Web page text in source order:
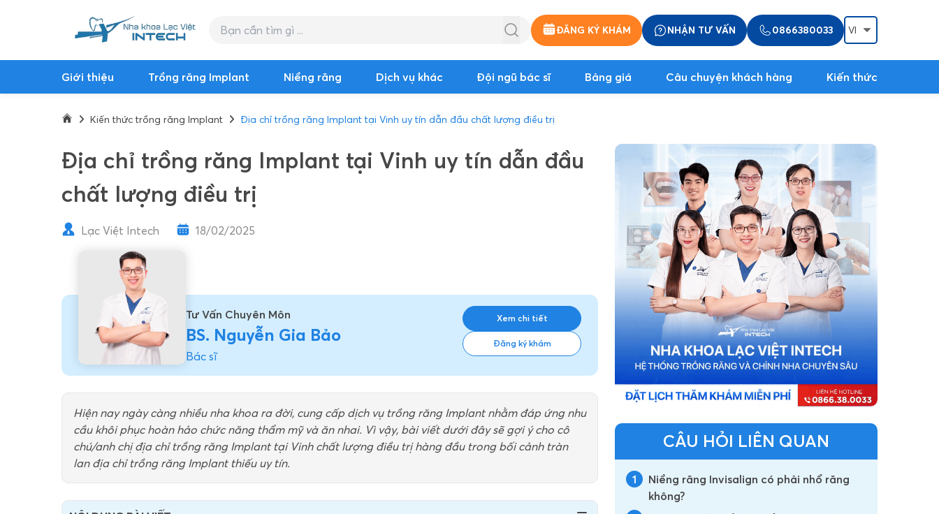
ĐĂNG KÝ KHÁM NHẬN TƯ VẤN 0866380033
Giới thiệu Trồng răng Implant Niềng răng Dịch vụ khác Đội ngũ bác sĩ Bảng giá Câu chuyện khách hàng Kiến thức
Kiến thức trồng răng Implant Địa chỉ trồng răng Implant tại Vinh uy tín dẫn đầu chất lượng điều trị
Địa chỉ trồng răng Implant tại Vinh uy tín dẫn đầu
chất lượng điều trị
Lạc Việt Intech 18/02/2025
Tư Vấn Chuyên Môn
BS. Nguyễn Gia Bảo
Bác sĩ
Xem chi tiết
Đăng ký khám
Hiện nay ngày càng nhiều nha khoa ra đời, cung cấp dịch vụ trồng răng Implant nhằm đáp ứng nhu
cầu khôi phục hoàn hảo chức năng thẩm mỹ và ăn nhai. Vì vậy, bài viết dưới đây sẽ gợi ý cho cô
chú/anh chị địa chỉ trồng răng Implant tại Vinh chất lượng điều trị hàng đầu trong bối cảnh tràn
lan địa chỉ trồng răng Implant thiếu uy tín.
CÂU HỎI LIÊN QUAN
1
Niềng răng Invisalign có phải nhổ răng
không?